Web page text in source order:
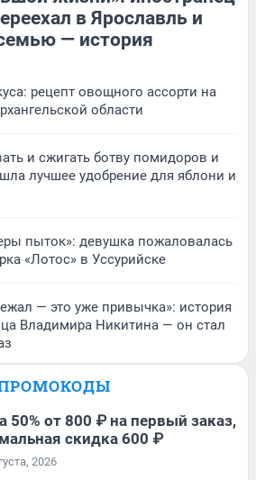
в Ярославль и
— история
рецепт овощного ассорти на
области
и сжигать ботву помидоров и
лучшее удобрение для яблони и
пыток»: девушка пожаловалась
«Лотос» в Уссурийске
— это уже привычка»: история
Владимира Никитина — он стал
50% от 800 ₽ на первый заказ,
скидка 600 ₽
2026